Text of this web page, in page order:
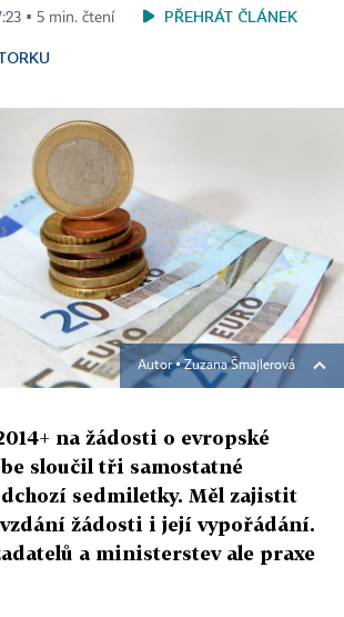
▪ 5 min. čtení PŘEHRÁT ČLÁNEK
Autor ▪Zuzana Šmajlerová
na žádosti o evropské
sloučil tři samostatné
sedmiletky. Měl zajistit
žádosti i její vypořádání.
a ministerstev ale praxe